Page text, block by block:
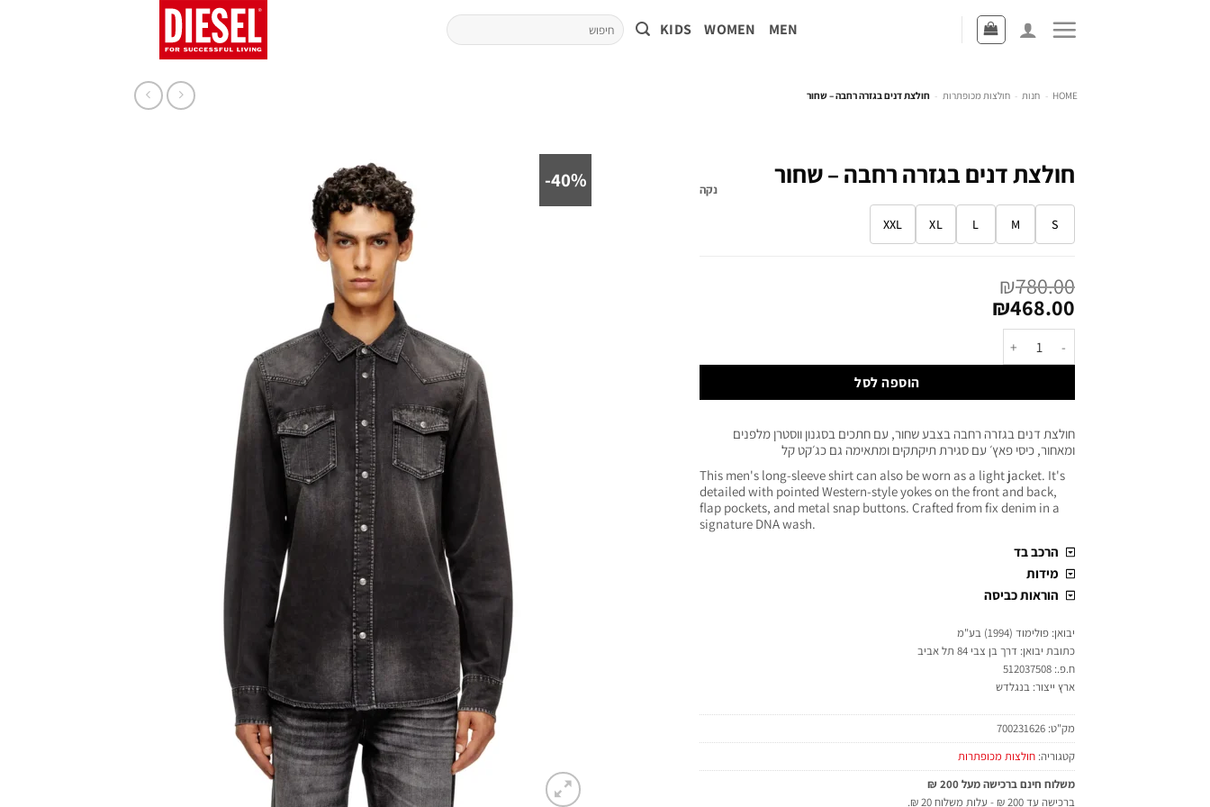
MEN
WOMEN
KIDS
HOME
- חנות - חולצות מכופתרות - חולצת דנים בגזרה רחבה – שחור
40%- חולצת דנים בגזרה רחבה – שחור
S
M
L
XL
XXL
נקה
₪780.00
₪468.00
הוספה לסל
חולצת דנים בגזרה רחבה בצבע שחור, עם חתכים בסגנון ווסטרן מלפנים
ומאחור, כיסי פאץ׳ עם סגירת תיקתקים ומתאימה גם כג׳קט קל
This men's long-sleeve shirt can also be worn as a light jacket. It's
detailed with pointed Western-style yokes on the front and back,
flap pockets, and metal snap buttons. Crafted from fix denim in a
signature DNA wash.
הרכב בד
מידות
הוראות כביסה
יבואן: פולימוד (1994) בע"מ
כתובת יבואן: דרך בן צבי 84 תל אביב
ח.פ.: 512037508
ארץ ייצור: בנגלדש
מק"ט: 700231626
קטגוריה: חולצות מכופתרות
משלוח חינם ברכישה מעל 200 ₪
ברכישה עד 200 ₪ - עלות משלוח 20 ₪.